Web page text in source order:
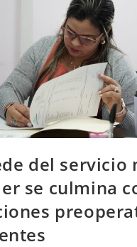
del servicio
se culmina